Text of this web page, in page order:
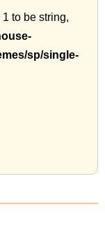
to be string,
sp/single-